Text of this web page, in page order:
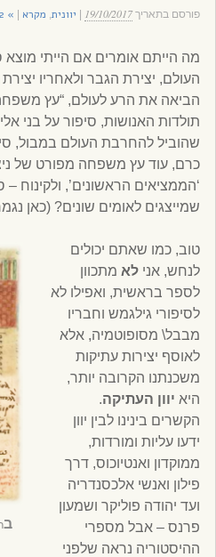
פורסם בתאריך19/10/2017 יוונית, מקרא » 42 תגובות
מה הייתם אומרים אם הייתי
העולם, יצירת הגבר ולאחריו
הביאה את הרע לעולם, “עץ
תולדות האנושות, סיפור על בני
שהוביל להחרבת העולם במבול,
כרם, עוד עץ משפחה מפורט של
‘הממציאים הראשונים’, ולקינוח –
שמייצגים לאומים שונים? (כאן
ב
טוב, כמו שאתם יכולים
לנחש, אנילא מתכוון
לספר בראשית, ואפילו לא
לסיפורי גילגמש וחבריו
מבבל\ מסופוטמיה, אלא
לאוסף יצירות עתיקות
משכנתנו הקרובה יותר,
היא יוון העתיקה.
הקשרים בינינו לבין יוון
ידעו עליות ומורדות,
ממוקדון ואנטיוכוס, דרך
פילון ואנשי אלכסנדריה
ועד יהודה פוליקר ושמעון
פרנס – אבל מספרי
ההיסטוריה נראה שלפני